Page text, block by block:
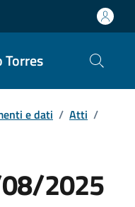
Torres
e dati / Atti /
2025